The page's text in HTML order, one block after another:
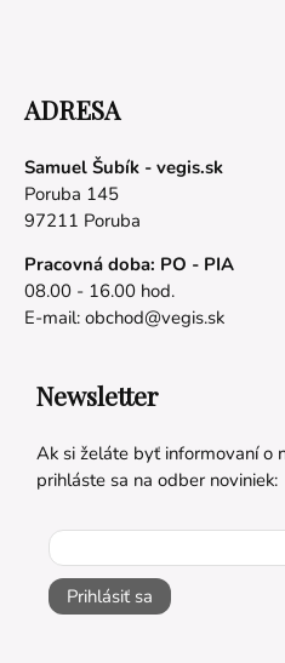
ADRESA
Samuel Šubík - vegis.sk
Poruba 145
97211 Poruba
Pracovná doba: PO - PIA
08.00 - 16.00 hod.
E-mail: obchod@vegis.sk
Newsletter
Ak si želáte byť informovaní o
prihláste sa na odber noviniek:
Prihlásiť sa